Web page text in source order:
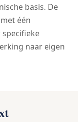
basis. De
één
naar eigen